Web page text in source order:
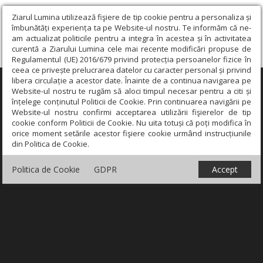
Ziarul Lumina utilizează fişiere de tip cookie pentru a personaliza și
îmbunătăți experiența ta pe Website-ul nostru. Te informăm că ne-
am actualizat politicile pentru a integra în acestea și în activitatea
curentă a Ziarului Lumina cele mai recente modificări propuse de
Regulamentul (UE) 2016/679 privind protecția persoanelor fizice în
ceea ce privește prelucrarea datelor cu caracter personal și privind
libera circulație a acestor date. Înainte de a continua navigarea pe
Website-ul nostru te rugăm să aloci timpul necesar pentru a citi și
înțelege conținutul Politicii de Cookie. Prin continuarea navigării pe
Website-ul nostru confirmi acceptarea utilizării fişierelor de tip
cookie conform Politicii de Cookie. Nu uita totuși că poți modifica în
orice moment setările acestor fişiere cookie urmând instrucțiunile
din Politica de Cookie.
Politica de Cookie GDPR Accept
×